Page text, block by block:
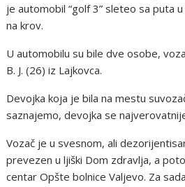
je automobil “golf 3” sleteo sa puta
na krov.
U automobilu su bile dve osobe,
B. J. (26) iz Lajkovca.
Devojka koja je bila na mestu
saznajemo, devojka se
Vozač je u svesnom, ali
prevezen u ljiški Dom zdravlja, a
centar Opšte bolnice Valjevo. Za